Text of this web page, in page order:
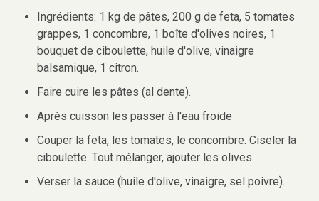
Ingrédients: 1 kg de pâtes, 200 g de feta, 5 tomates
grappes, 1 concombre, 1 boîte d'olives noires, 1
bouquet de ciboulette, huile d'olive, vinaigre
balsamique, 1 citron.
Faire cuire les pâtes (al dente).
Après cuisson les passer à l'eau froide
Couper la feta, les tomates, le concombre. Ciseler la
ciboulette. Tout mélanger, ajouter les olives.
Verser la sauce (huile d'olive, vinaigre, sel poivre).